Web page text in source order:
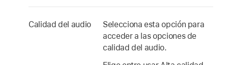
Calidad del audio
Selecciona esta opción para
acceder a las opciones de
calidad del audio.